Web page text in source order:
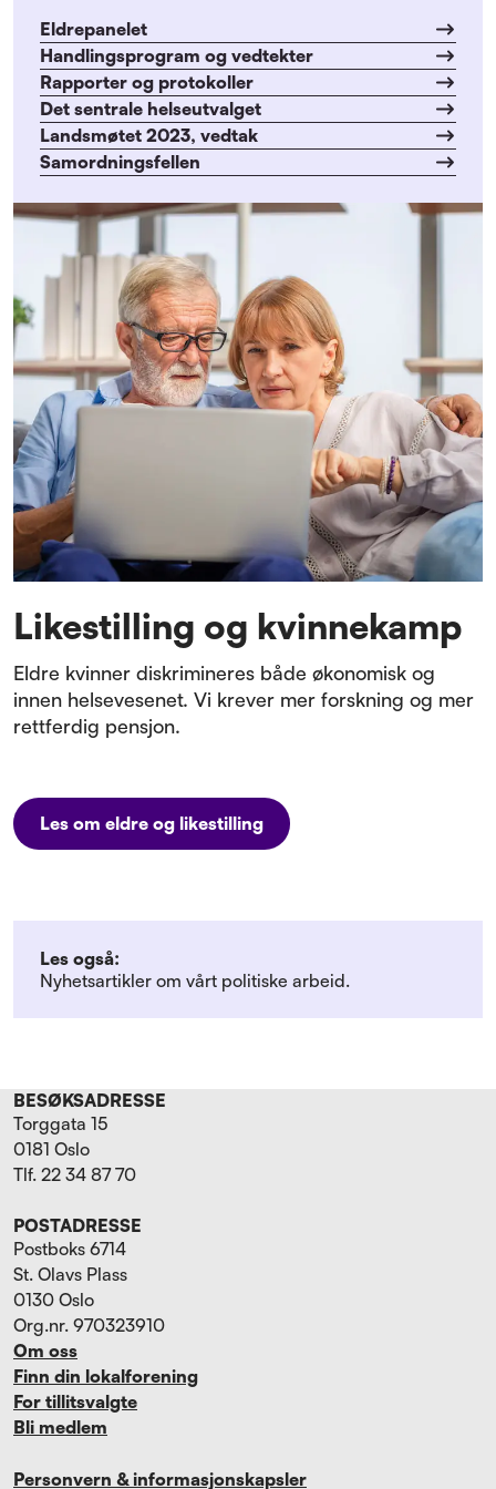
Eldrepanelet
Handlingsprogram og vedtekter
Rapporter og protokoller
Det sentrale helseutvalget
Landsmøtet 2023, vedtak
Samordningsfellen
Likestilling og kvinnekamp
Eldre kvinner diskrimineres både økonomisk og
innen helsevesenet. Vi krever mer forskning og mer
rettferdig pensjon.
Les om eldre og likestilling
Les også:
Nyhetsartikler om vårt politiske arbeid.
BESØKSADRESSE
Torggata 15
0181 Oslo
Tlf. 22 34 87 70
POSTADRESSE
Postboks 6714
St. Olavs Plass
0130 Oslo
Org.nr. 970323910
Om oss
Finn din lokalforening
For tillitsvalgte
Bli medlem
Personvern & informasjonskapsler